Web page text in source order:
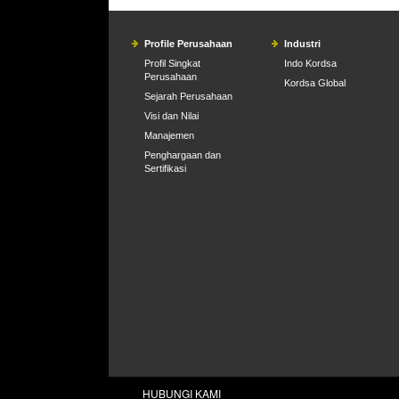
Profile Perusahaan
Profil Singkat
Perusahaan
Sejarah Perusahaan
Visi dan Nilai
Manajemen
Penghargaan dan
Sertifikasi
Industri
Indo Kordsa
Kordsa Global
HUBUNGI KAMI